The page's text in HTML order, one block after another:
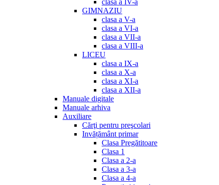
clasa a IV-a
GIMNAZIU
clasa a V-a
clasa a VI-a
clasa a VII-a
clasa a VIII-a
LICEU
clasa a IX-a
clasa a X-a
clasa a XI-a
clasa a XII-a
Manuale digitale
Manuale arhiva
Auxiliare
Cărţi pentru preşcolari
Invățământ primar
Clasa Pregătitoare
Clasa 1
Clasa a 2-a
Clasa a 3-a
Clasa a 4-a